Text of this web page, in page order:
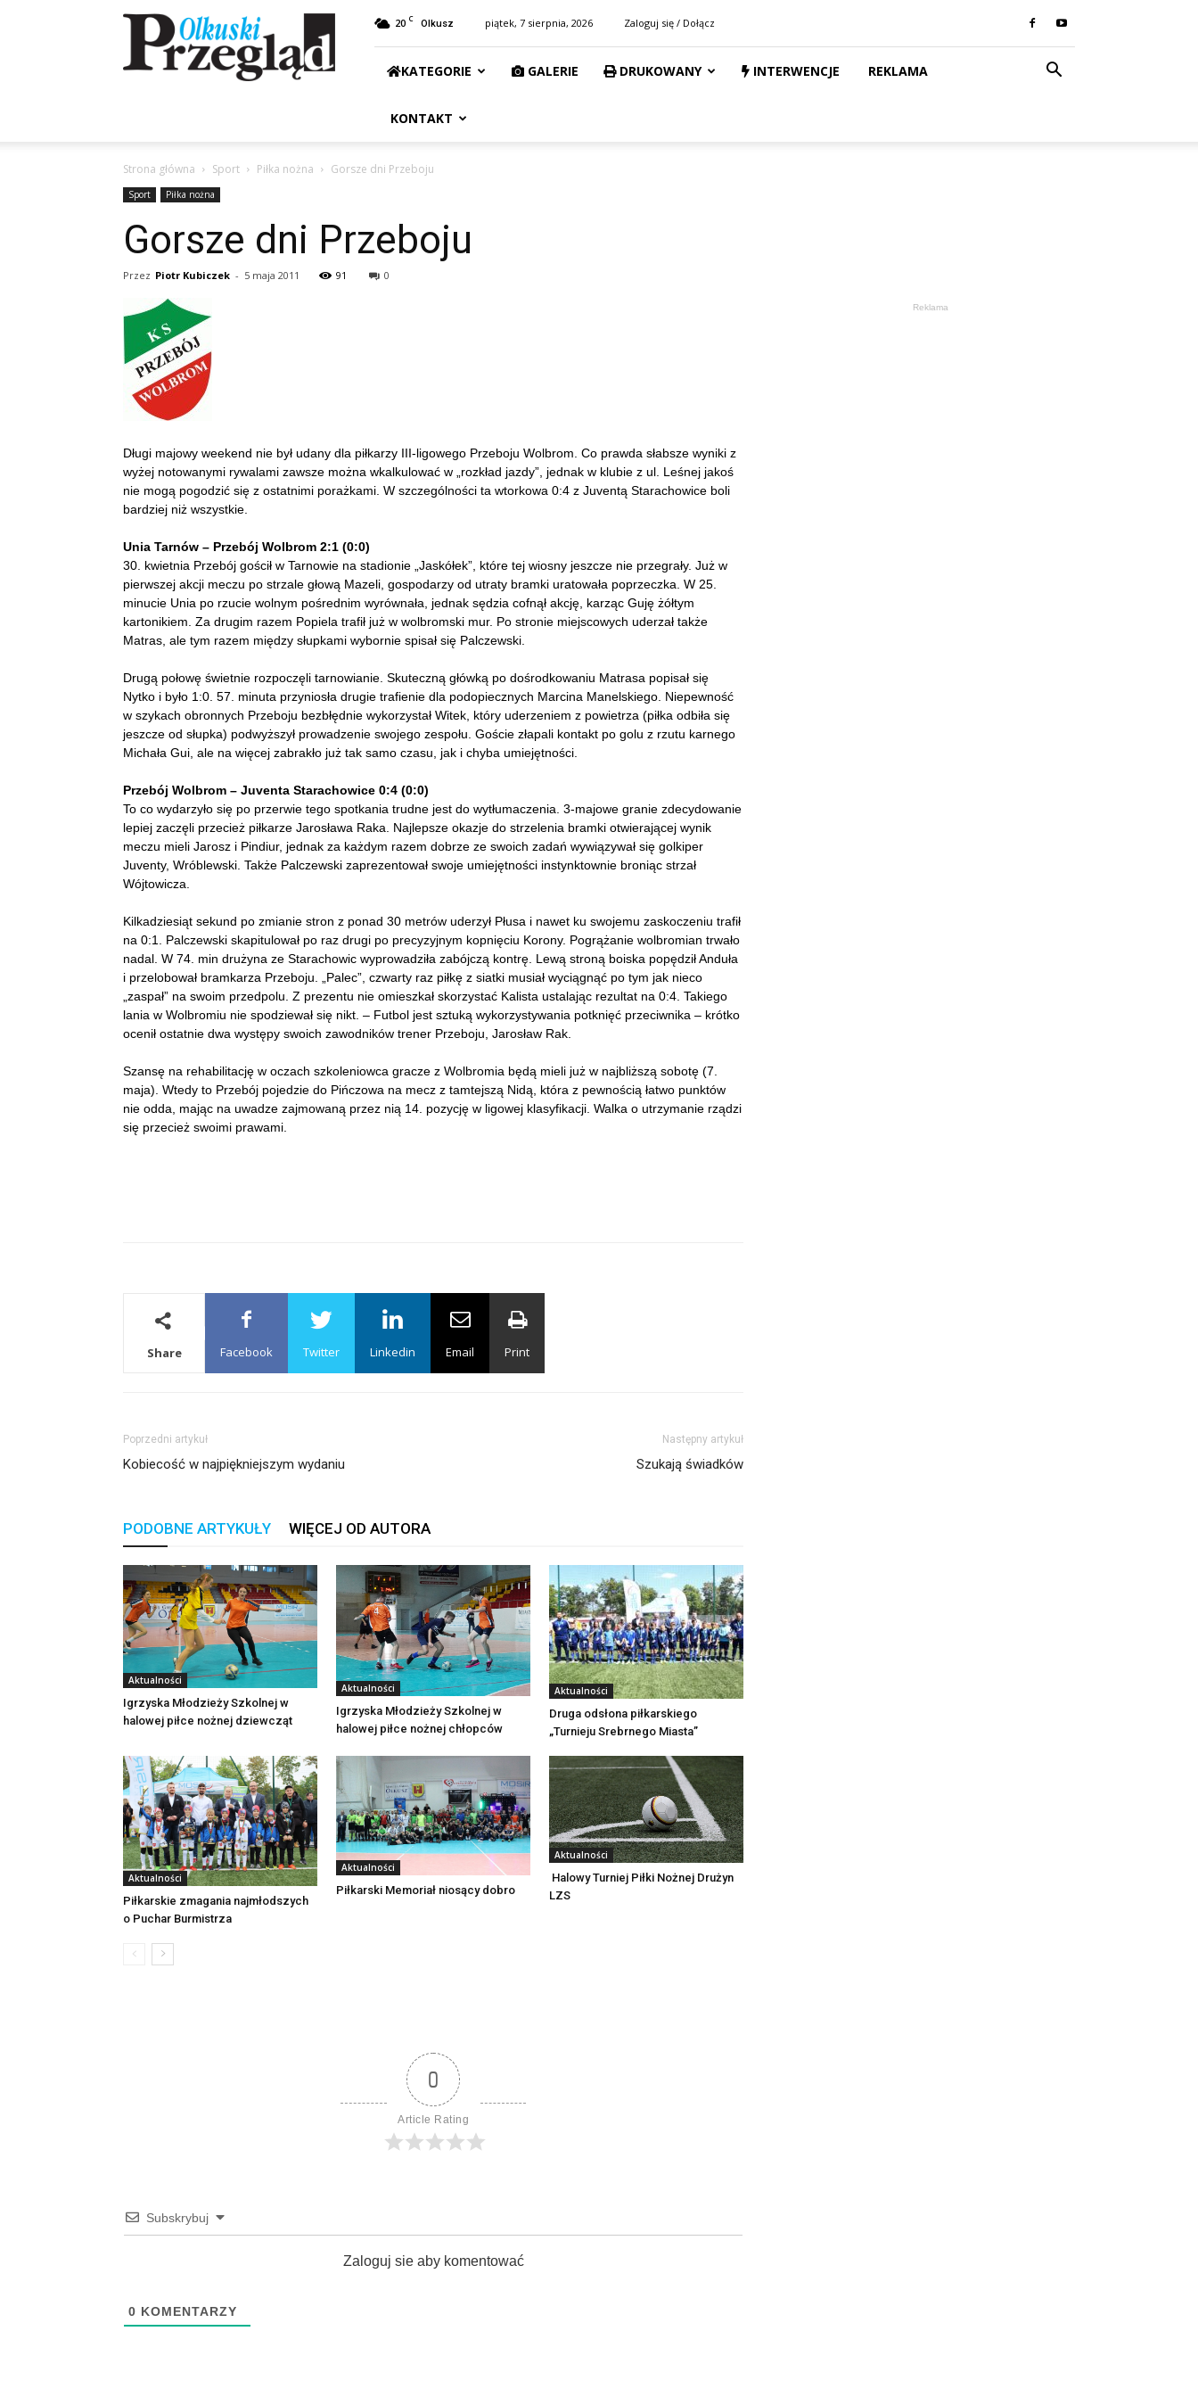
Przegląd
Olkuski
20 C Olkusz piątek, 7 sierpnia, 2026 Zaloguj się / Dołącz
KATEGORIE GALERIE DRUKOWANY INTERWENCJE REKLAMA
KONTAKT
Strona główna Sport Piłka nożna Gorsze dni Przeboju
Sport Piłka nożna
Gorsze dni Przeboju
Przez Piotr Kubiczek - 5 maja 2011 91 0
Długi majowy weekend nie był udany dla piłkarzy III-ligowego Przeboju Wolbrom. Co prawda słabsze wyniki z
wyżej notowanymi rywalami zawsze można wkalkulować w „rozkład jazdy”, jednak w klubie z ul. Leśnej jakoś
nie mogą pogodzić się z ostatnimi porażkami. W szczególności ta wtorkowa 0:4 z Juventą Starachowice boli
bardziej niż wszystkie.
Unia Tarnów – Przebój Wolbrom 2:1 (0:0)
30. kwietnia Przebój gościł w Tarnowie na stadionie „Jaskółek”, które tej wiosny jeszcze nie przegrały. Już w
pierwszej akcji meczu po strzale głową Mazeli, gospodarzy od utraty bramki uratowała poprzeczka. W 25.
minucie Unia po rzucie wolnym pośrednim wyrównała, jednak sędzia cofnął akcję, karząc Guję żółtym
kartonikiem. Za drugim razem Popiela trafił już w wolbromski mur. Po stronie miejscowych uderzał także
Matras, ale tym razem między słupkami wybornie spisał się Palczewski.
Drugą połowę świetnie rozpoczęli tarnowianie. Skuteczną główką po dośrodkowaniu Matrasa popisał się
Nytko i było 1:0. 57. minuta przyniosła drugie trafienie dla podopiecznych Marcina Manelskiego. Niepewność
w szykach obronnych Przeboju bezbłędnie wykorzystał Witek, który uderzeniem z powietrza (piłka odbiła się
jeszcze od słupka) podwyższył prowadzenie swojego zespołu. Goście złapali kontakt po golu z rzutu karnego
Michała Gui, ale na więcej zabrakło już tak samo czasu, jak i chyba umiejętności.
Przebój Wolbrom – Juventa Starachowice 0:4 (0:0)
To co wydarzyło się po przerwie tego spotkania trudne jest do wytłumaczenia. 3-majowe granie zdecydowanie
lepiej zaczęli przecież piłkarze Jarosława Raka. Najlepsze okazje do strzelenia bramki otwierającej wynik
meczu mieli Jarosz i Pindiur, jednak za każdym razem dobrze ze swoich zadań wywiązywał się golkiper
Juventy, Wróblewski. Także Palczewski zaprezentował swoje umiejętności instynktownie broniąc strzał
Wójtowicza.
Kilkadziesiąt sekund po zmianie stron z ponad 30 metrów uderzył Płusa i nawet ku swojemu zaskoczeniu trafił
na 0:1. Palczewski skapitulował po raz drugi po precyzyjnym kopnięciu Korony. Pogrążanie wolbromian trwało
nadal. W 74. min drużyna ze Starachowic wyprowadziła zabójczą kontrę. Lewą stroną boiska popędził Anduła
i przelobował bramkarza Przeboju. „Palec”, czwarty raz piłkę z siatki musiał wyciągnąć po tym jak nieco
„zaspał” na swoim przedpolu. Z prezentu nie omieszkał skorzystać Kalista ustalając rezultat na 0:4. Takiego
lania w Wolbromiu nie spodziewał się nikt. – Futbol jest sztuką wykorzystywania potknięć przeciwnika – krótko
ocenił ostatnie dwa występy swoich zawodników trener Przeboju, Jarosław Rak.
Szansę na rehabilitację w oczach szkoleniowca gracze z Wolbromia będą mieli już w najbliższą sobotę (7.
maja). Wtedy to Przebój pojedzie do Pińczowa na mecz z tamtejszą Nidą, która z pewnością łatwo punktów
nie odda, mając na uwadze zajmowaną przez nią 14. pozycję w ligowej klasyfikacji. Walka o utrzymanie rządzi
się przecież swoimi prawami.
Share Facebook Twitter Linkedin Email Print
Poprzedni artykuł
Kobiecość w najpiękniejszym wydaniu
Następny artykuł
Szukają świadków
PODOBNE ARTYKUŁY WIĘCEJ OD AUTORA
Aktualności
Igrzyska Młodzieży Szkolnej w
halowej piłce nożnej dziewcząt
Aktualności
Igrzyska Młodzieży Szkolnej w
halowej piłce nożnej chłopców
Aktualności
Druga odsłona piłkarskiego
„Turnieju Srebrnego Miasta”
Aktualności
Piłkarskie zmagania najmłodszych
o Puchar Burmistrza
Aktualności
Piłkarski Memoriał niosący dobro
Aktualności
Halowy Turniej Piłki Nożnej Drużyn
LZS
0
Article Rating
Subskrybuj
Zaloguj sie aby komentować
0 KOMENTARZY
Reklama